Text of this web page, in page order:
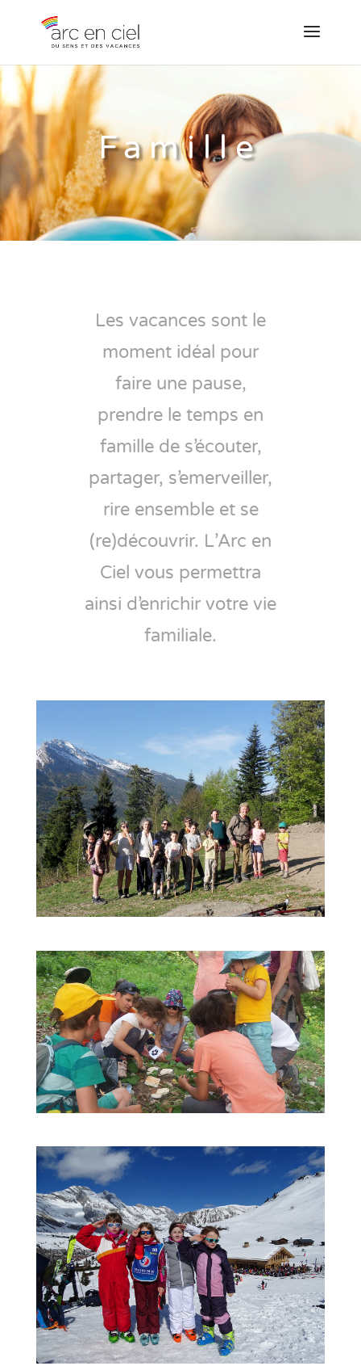
Famille
Les vacances sont le
moment idéal pour
faire une pause,
prendre le temps en
famille de s’écouter,
partager, s’emerveiller,
rire ensemble et se
(re)découvrir. L’Arc en
Ciel vous permettra
ainsi d’enrichir votre vie
familiale.